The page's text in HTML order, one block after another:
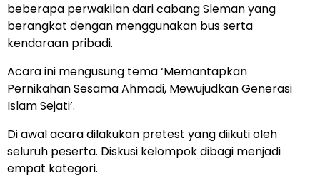
beberapa perwakilan dari cabang Sleman yang
berangkat dengan menggunakan bus serta
kendaraan pribadi.
Acara ini mengusung tema ‘Memantapkan
Pernikahan Sesama Ahmadi, Mewujudkan Generasi
Islam Sejati’.
Di awal acara dilakukan pretest yang diikuti oleh
seluruh peserta. Diskusi kelompok dibagi menjadi
empat kategori.